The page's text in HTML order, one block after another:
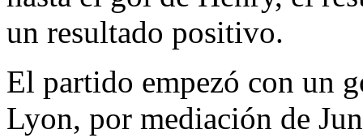
un resultado positivo.
El partido empezó con un
Lyon, por mediación de